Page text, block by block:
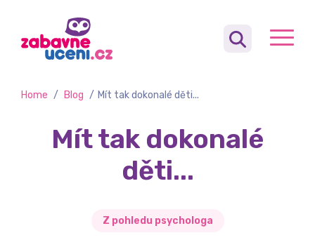
Home / Blog / ​Mít tak dokonalé děti...
​Mít tak dokonalé
děti...
Z pohledu psychologa